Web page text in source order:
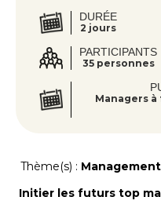
DURÉE
2 jours
PARTICIPANTS
35 personnes
Managers
Thème(s) :
Initier les futurs top